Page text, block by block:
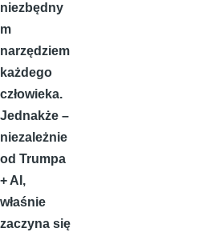
niezbędny
m
narzędziem
każdego
człowieka.
Jednakże –
niezależnie
od Trumpa
+ AI,
właśnie
zaczyna się